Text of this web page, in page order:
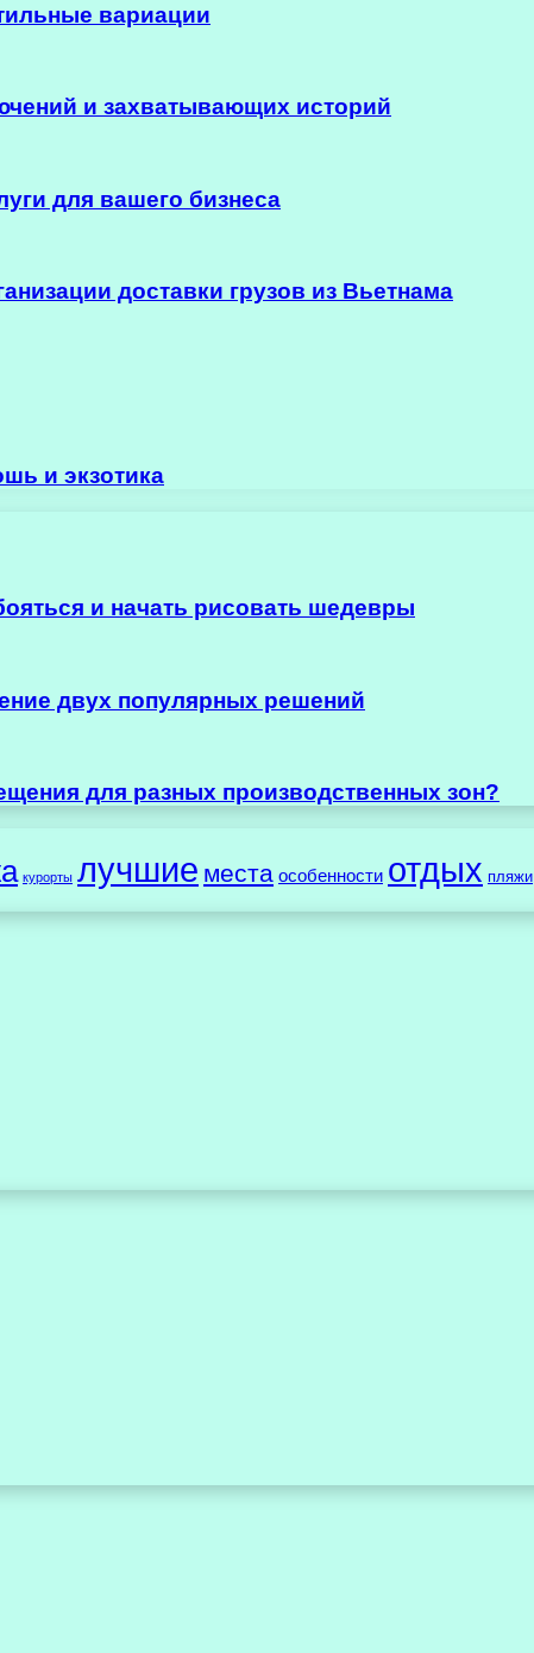
вариации
и захватывающих историй
для вашего бизнеса
доставки грузов из Вьетнама
и экзотика
и начать рисовать шедевры
двух популярных решений
для разных производственных зон?
курорты лучшие места особенности отдых пляжи